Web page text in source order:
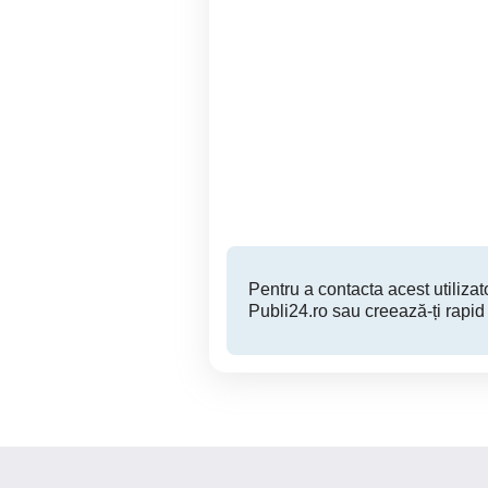
Pentru a contacta acest
Publi24.ro sau creează-ți